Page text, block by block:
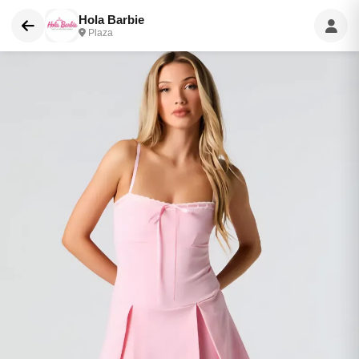
Hola Barbie
Plaza